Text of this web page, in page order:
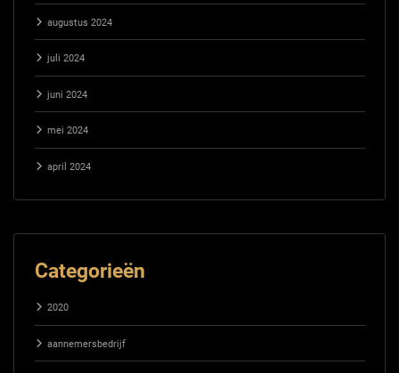
augustus 2024
juli 2024
juni 2024
mei 2024
april 2024
Categorieën
2020
aannemersbedrijf